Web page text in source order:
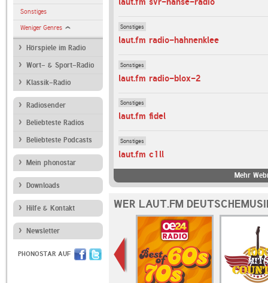
Sonstiges
Weniger Genres
Hörspiele im Radio
Wort- & Sport-Radio
Klassik-Radio
Radiosender
Beliebteste Radios
Beliebteste Podcasts
Mein phonostar
Downloads
Hilfe & Kontakt
Newsletter
PHONOSTAR AUF
Sonstiges
laut.fm radio-hahnenklee
Sonstiges
laut.fm radio-blox-2
Sonstiges
laut.fm fidel
Sonstiges
laut.fm c1ll
Mehr
WER LAUT.FM